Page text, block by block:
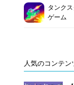
タンク
ゲーム
人気のコンテン